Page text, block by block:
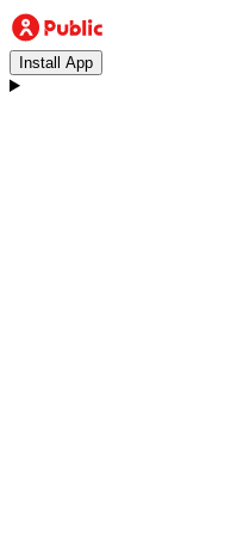
Install App